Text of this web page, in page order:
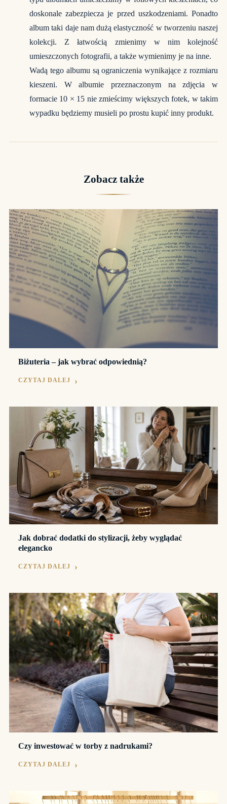
doskonale zabezpiecza je przed uszkodzeniami. Ponadto
album taki daje nam dużą elastyczność w tworzeniu naszej
kolekcji. Z łatwością zmienimy w nim kolejność
umieszczonych fotografii, a także wymienimy je na inne.
Wadą tego albumu są ograniczenia wynikające z rozmiaru
kieszeni. W albumie przeznaczonym na zdjęcia w
formacie 10 × 15 nie zmieścimy większych fotek, w takim
wypadku będziemy musieli po prostu kupić inny produkt.
Zobacz także
Biżuteria – jak wybrać odpowiednią?
CZYTAJ DALEJ
Jak dobrać dodatki do stylizacji, żeby wyglądać
elegancko
CZYTAJ DALEJ
Czy inwestować w torby z nadrukami?
CZYTAJ DALEJ